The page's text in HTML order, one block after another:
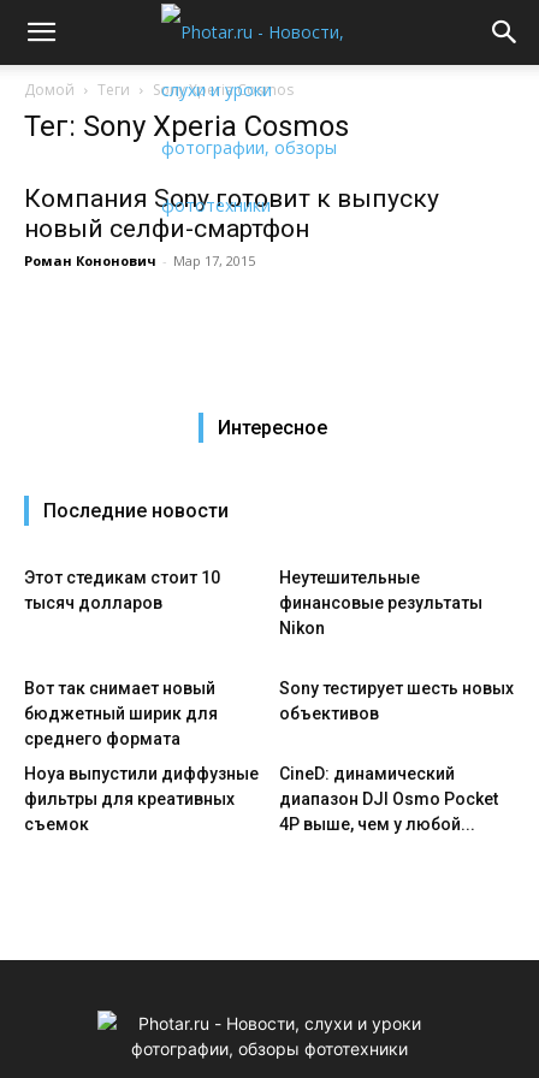
Домой Теги Sony Xperia Cosmos
Тег: Sony Xperia Cosmos
Компания Sony готовит к выпуску
новый селфи-смартфон
Роман Кононович - Мар 17, 2015
Интересное
Последние новости
Этот стедикам стоит 10
тысяч долларов
Неутешительные
финансовые результаты
Nikon
Вот так снимает новый
бюджетный ширик для
среднего формата
Sony тестирует шесть новых
объективов
Hoya выпустили диффузные
фильтры для креативных
съемок
CineD: динамический
диапазон DJI Osmo Pocket
4P выше, чем у любой...